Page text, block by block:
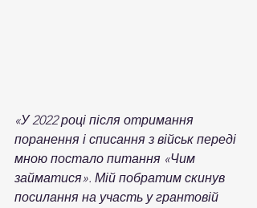
«У 2022 році після отримання
поранення і списання з військ переді
мною постало питання «Чим
займатися». Мій побратим скинув
посилання на участь у грантовій